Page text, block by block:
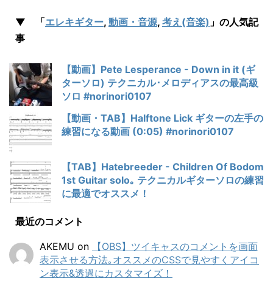
▼ 「エレキギター, 動画・音源, 考え(音楽) 」の人気記
事
【動画】Pete Lesperance - Down in it (ギ
ターソロ) テクニカル･メロディアスの最高級
ソロ #norinori0107
【動画・TAB】Halftone Lick ギターの左手の
練習になる動画 (0:05) #norinori0107
【TAB】Hatebreeder - Children Of Bodom
1st Guitar solo｡ テクニカルギターソロの練習
に最適でオススメ！
最近のコメント
AKEMU on
【OBS】ツイキャスのコメントを画面
表示させる方法｡オススメのCSSで見やすくアイコ
ン表示&透過にカスタマイズ！